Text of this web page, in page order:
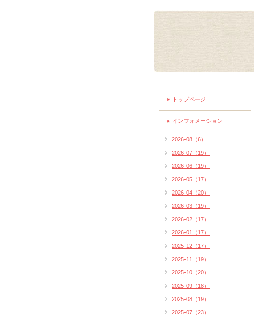
トップページ
インフォメーション
2026-08（6）
2026-07（19）
2026-06（19）
2026-05（17）
2026-04（20）
2026-03（19）
2026-02（17）
2026-01（17）
2025-12（17）
2025-11（19）
2025-10（20）
2025-09（18）
2025-08（19）
2025-07（23）